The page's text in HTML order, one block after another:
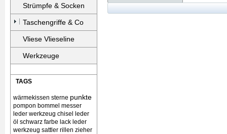
Strümpfe & Socken
Taschengriffe & Co
Vliese Vlieseline
Werkzeuge
TAGS
wärmekissen sterne punkte
pompon bommel messer
leder werkzeug chisel
leder
öl schwarz farbe lack leder
werkzeug sattler rillen zieher